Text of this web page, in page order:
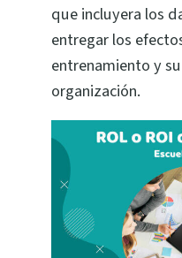
que incluyera los
entregar los
entrenamiento y
organización.